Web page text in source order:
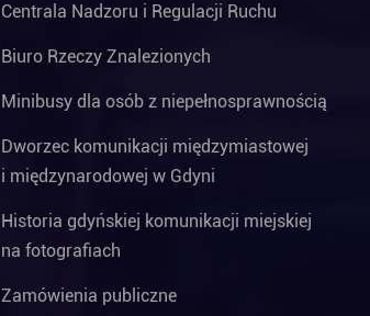
Centrala Nadzoru i Regulacji Ruchu
Biuro Rzeczy Znalezionych
Minibusy dla osób z niepełnosprawnością
Dworzec komunikacji międzymiastowej
i międzynarodowej w Gdyni
Historia gdyńskiej komunikacji miejskiej
na fotografiach
Zamówienia publiczne